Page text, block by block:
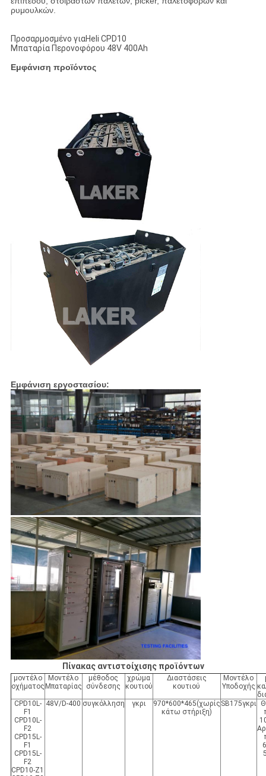
ρυμουλκών.
Προσαρμοσμένο γιαHeli CPD10
Μπαταρία Περονοφόρου 48V 400Ah
Εμφάνιση προϊόντος
Εμφάνιση εργοστασίου:
Πίνακας αντιστοίχισης προϊόντων
μοντέλο
οχήματος
Μοντέλο
Μπαταρίας
μέθοδος
σύνδεσης
χρώμα
κουτιού
Διαστάσεις
κουτιού
Μοντέλο
Υποδοχής
CPD10L-
F1
CPD10L-
F2
CPD15L-
F1
CPD15L-
F2
CPD10-Z1
48V/D-400 συγκόλληση γκρι
970*600*465(χωρίς
κάτω στήριξη)
SB175γκρι